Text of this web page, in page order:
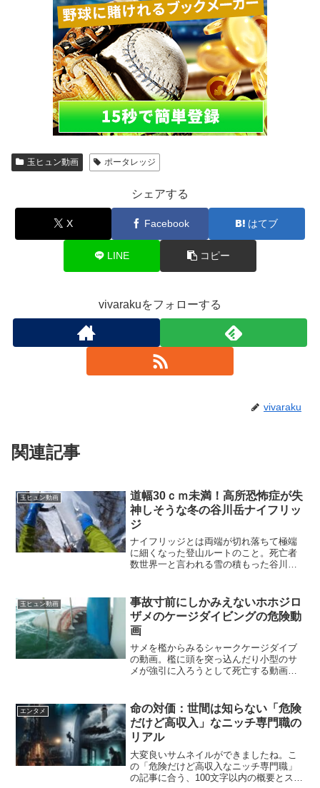
玉ヒュン動画 ポータレッジ
シェアする
X Facebook はてブ
LINE コピー
vivarakuをフォローする
vivaraku
関連記事
玉ヒュン動画
道幅30ｃｍ未満！高所恐怖症が失
神しそうな冬の谷川岳ナイフリッ
ジ
ナイフリッジとは両端が切れ落ちて極端
に細くなった登山ルートのこと。死亡者
数世界一と言われる雪の積もった谷川岳
玉ヒュン動画
事故寸前にしかみえないホホジロ
ザメのケージダイビングの危険動
画
サメを檻からみるシャークケージダイブ
の動画。檻に頭を突っ込んだり小型のサ
メが強引に入ろうとして死亡する動画な
エンタメ
命の対価：世間は知らない「危険
だけど高収入」なニッチ専門職の
リアル
大変良いサムネイルができましたね。こ
の「危険だけど高収入なニッチ専門職」
の記事に合う、100文字以内の概要とスラ